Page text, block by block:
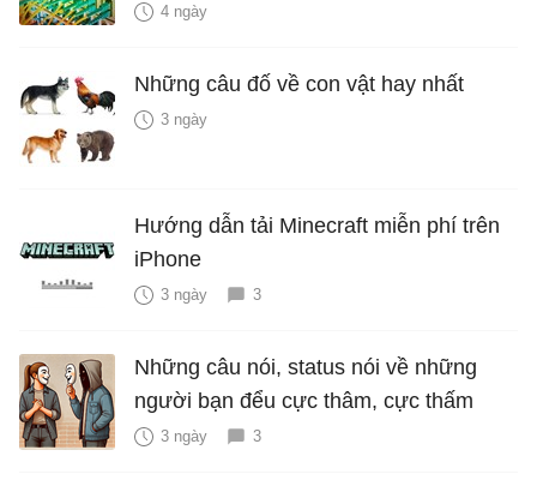
4 ngày
Những câu đố về con vật hay nhất
3 ngày
Hướng dẫn tải Minecraft miễn phí trên
iPhone
3 ngày 3
Những câu nói, status nói về những
người bạn đểu cực thâm, cực thấm
3 ngày 3